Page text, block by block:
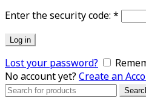
Enter the security code: *
Log in
Lost your password?
No account yet? Create an
Search